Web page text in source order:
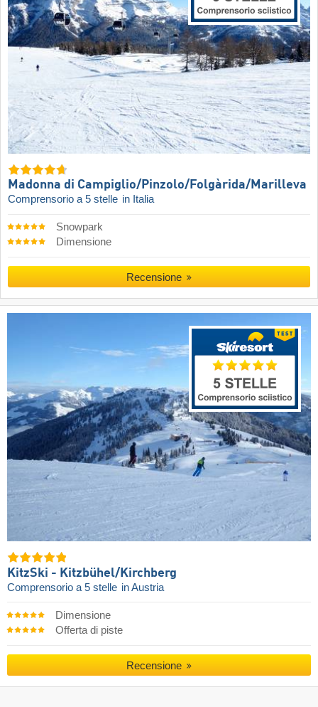
Madonna di Campiglio/​Pinzolo/​Folgàrida/​Marilleva
Comprensorio a 5 stelle in Italia
Snowpark
Dimensione
Recensione
KitzSki - Kitzbühel/​Kirchberg
Comprensorio a 5 stelle in Austria
Dimensione
Offerta di piste
Recensione